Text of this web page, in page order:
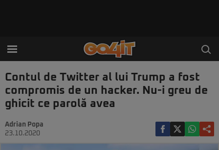
Contul de Twitter al lui Trump a fost
compromis de un hacker. Nu-i greu de
ghicit ce parolă avea
Adrian Popa
23.10.2020